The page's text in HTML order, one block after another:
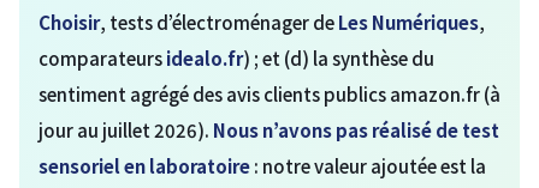
Choisir, tests d’électroménager deLes Numériques,
comparateursidealo.fr) ; et (d) la synthèse du
sentiment agrégé des avis clients publics amazon.fr (à
jour au juillet 2026). Nous n’avons pas réalisé de test
sensoriel en laboratoire: notre valeur ajoutée est la